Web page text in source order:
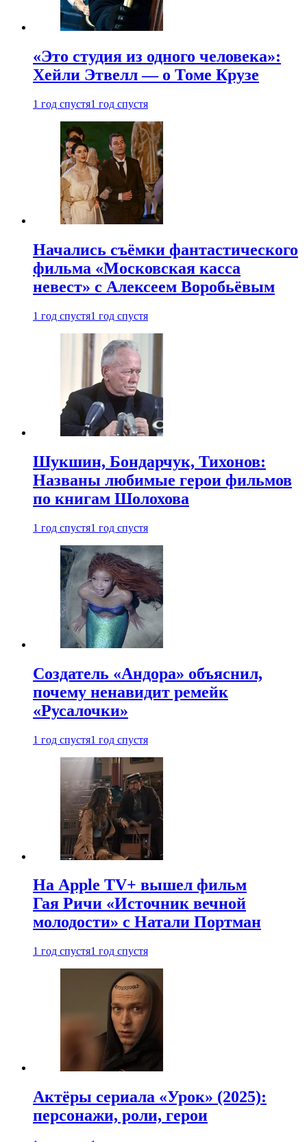
«Это студия из одного человека»:
Хейли Этвелл — о Томе Крузе
1 год спустя1 год спустя
Начались съёмки фантастического
фильма «Московская касса
невест» с Алексеем Воробьёвым
1 год спустя1 год спустя
Шукшин, Бондарчук, Тихонов:
Названы любимые герои фильмов
по книгам Шолохова
1 год спустя1 год спустя
Создатель «Андора» объяснил,
почему ненавидит ремейк
«Русалочки»
1 год спустя1 год спустя
На Apple TV+ вышел фильм
Гая Ричи «Источник вечной
молодости» с Натали Портман
1 год спустя1 год спустя
Актёры сериала «Урок» (2025):
персонажи, роли, герои